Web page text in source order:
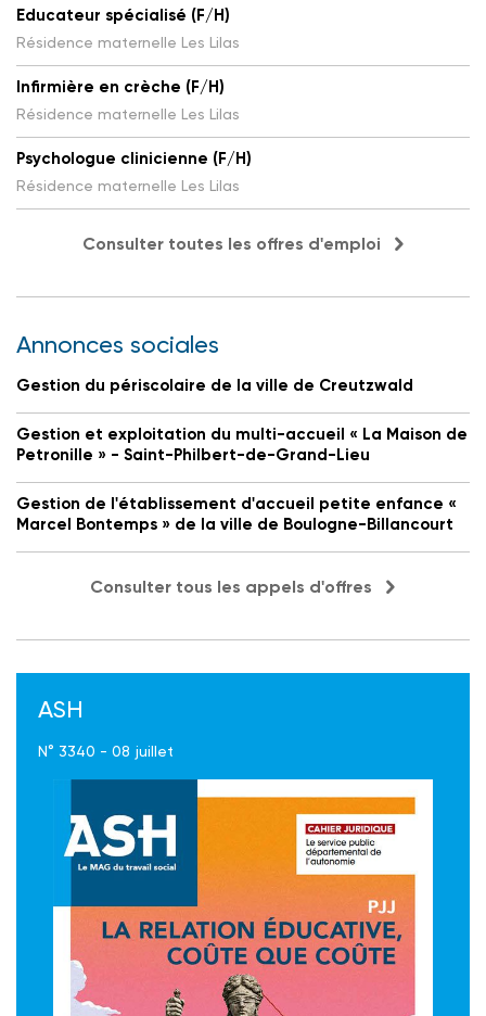
Educateur spécialisé (F/H)
Résidence maternelle Les Lilas
Infirmière en crèche (F/H)
Résidence maternelle Les Lilas
Psychologue clinicienne (F/H)
Résidence maternelle Les Lilas
Consulter toutes les offres d'emploi
Annonces sociales
Gestion du périscolaire de la ville de Creutzwald
Gestion et exploitation du multi-accueil « La Maison de
Petronille » - Saint-Philbert-de-Grand-Lieu
Gestion de l'établissement d'accueil petite enfance «
Marcel Bontemps » de la ville de Boulogne-Billancourt
Consulter tous les appels d'offres
ASH
N° 3340 - 08 juillet